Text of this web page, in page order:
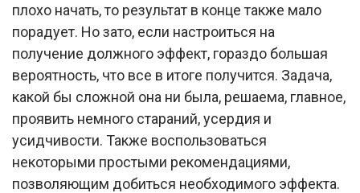
плохо начать, то результат в конце также мало
порадует. Но зато, если настроиться на
получение должного эффект, гораздо большая
вероятность, что все в итоге получится. Задача,
какой бы сложной она ни была, решаема, главное,
проявить немного стараний, усердия и
усидчивости. Также воспользоваться
некоторыми простыми рекомендациями,
позволяющим добиться необходимого эффекта.